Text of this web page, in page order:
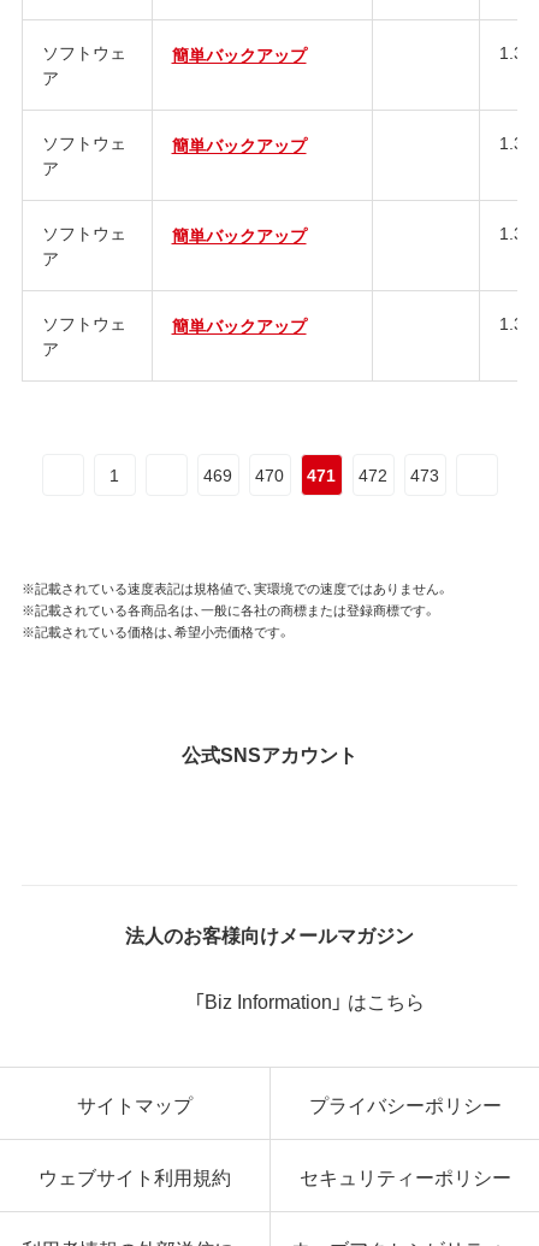
ソフトウェ
ア
簡単バックアップ 1.30
ソフトウェ
ア
簡単バックアップ
ソフトウェ
ア
簡単バックアップ 1.32
ソフトウェ
ア
簡単バックアップ 1.33
1 469 470 471 472 473
※記載されている速度表記は規格値で、実環境での速度ではありません。
※記載されている各商品名は、一般に各社の商標または登録商標です。
※記載されている価格は、希望小売価格です。
公式SNSアカウント
法人のお客様向けメールマガジン
「Biz Information」 はこちら
サイトマップ プライバシーポリシー
ウェブサイト利用規約 セキュリティーポリシー